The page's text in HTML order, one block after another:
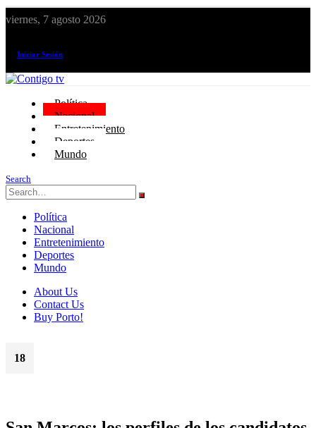
viernes, 7 agosto 2026
Iniciar Sesión
Política
Nacional
Entretenimiento
Deportes
Mundo
Search
Política
Nacional
Entretenimiento
Deportes
Mundo
About Us
Contact Us
Buy Porto!
18